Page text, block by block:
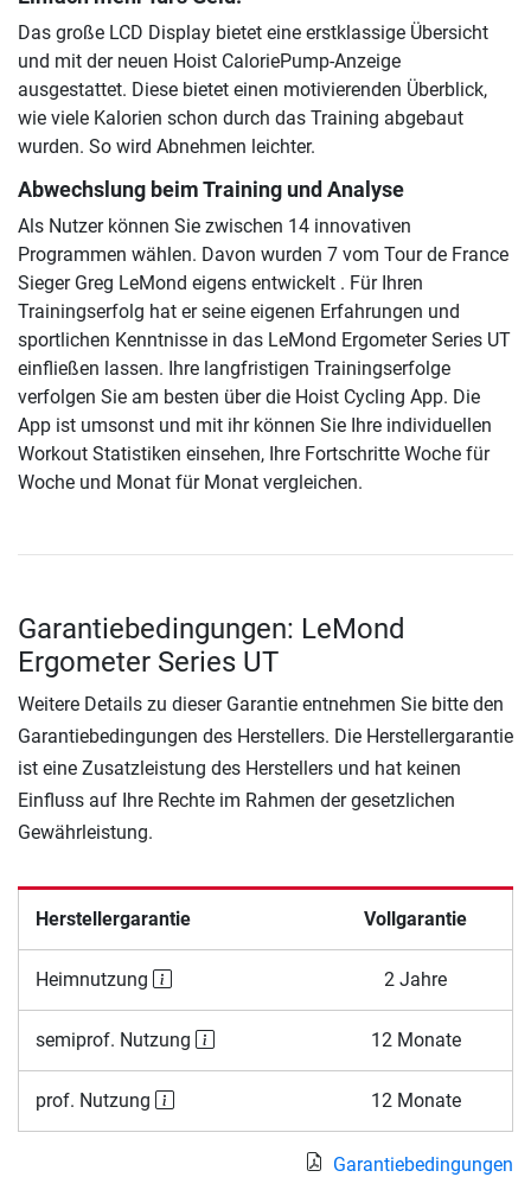
Das große LCD Display bietet eine erstklassige Übersicht
und mit der neuen Hoist CaloriePump-Anzeige
ausgestattet. Diese bietet einen motivierenden Überblick,
wie viele Kalorien schon durch das Training abgebaut
wurden. So wird Abnehmen leichter.
Abwechslung beim Training und Analyse
Als Nutzer können Sie zwischen 14 innovativen
Programmen wählen. Davon wurden 7 vom Tour de France
Sieger Greg LeMond eigens entwickelt . Für Ihren
Trainingserfolg hat er seine eigenen Erfahrungen und
sportlichen Kenntnisse in das LeMond Ergometer Series UT
einfließen lassen. Ihre langfristigen Trainingserfolge
verfolgen Sie am besten über die Hoist Cycling App. Die
App ist umsonst und mit ihr können Sie Ihre individuellen
Workout Statistiken einsehen, Ihre Fortschritte Woche für
Woche und Monat für Monat vergleichen.
Garantiebedingungen: LeMond
Ergometer Series UT
Weitere Details zu dieser Garantie entnehmen Sie bitte den
Garantiebedingungen des Herstellers. Die Herstellergarantie
ist eine Zusatzleistung des Herstellers und hat keinen
Einfluss auf Ihre Rechte im Rahmen der gesetzlichen
Gewährleistung.
Herstellergarantie Vollgarantie
Heimnutzung 2 Jahre
semiprof. Nutzung 12 Monate
prof. Nutzung 12 Monate
Garantiebedingungen